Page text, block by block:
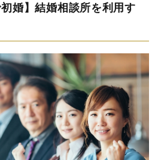
初婚】結婚相談所を利用す